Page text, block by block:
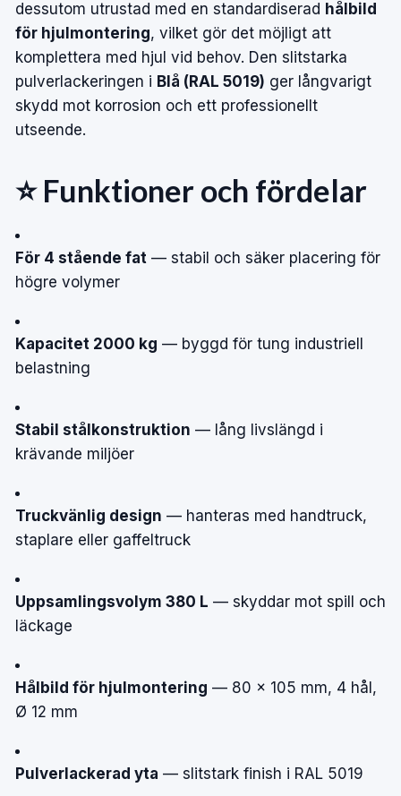
dessutom utrustad med en standardiserad hålbild
för hjulmontering, vilket gör det möjligt att
komplettera med hjul vid behov. Den slitstarka
pulverlackeringen i Blå (RAL 5019) ger långvarigt
skydd mot korrosion och ett professionellt
utseende.
⭐ Funktioner och fördelar
För 4 stående fat — stabil och säker placering för
högre volymer
Kapacitet 2000 kg — byggd för tung industriell
belastning
Stabil stålkonstruktion — lång livslängd i
krävande miljöer
Truckvänlig design — hanteras med handtruck,
staplare eller gaffeltruck
Uppsamlingsvolym 380 L — skyddar mot spill och
läckage
Hålbild för hjulmontering — 80 × 105 mm, 4 hål,
Ø 12 mm
Pulverlackerad yta — slitstark finish i RAL 5019